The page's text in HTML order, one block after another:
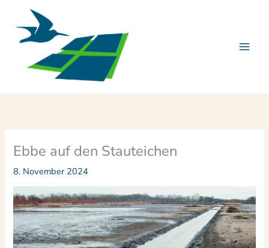
springen
Ebbe auf den Stauteichen
8. November 2024